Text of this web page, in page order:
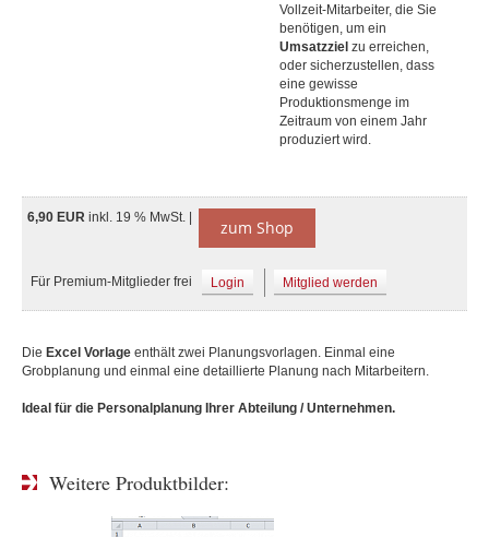
Vollzeit-Mitarbeiter, die Sie
benötigen, um ein
Umsatzziel zu erreichen,
oder sicherzustellen, dass
eine gewisse
Produktionsmenge im
Zeitraum von einem Jahr
produziert wird.
6,90 EUR inkl. 19 % MwSt. | zum Shop
Für Premium-Mitglieder frei Login Mitglied werden
Die Excel Vorlage enthält zwei Planungsvorlagen. Einmal eine
Grobplanung und einmal eine detaillierte Planung nach Mitarbeitern.
Ideal für die Personalplanung Ihrer Abteilung / Unternehmen.
Weitere Produktbilder: